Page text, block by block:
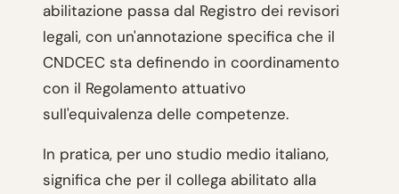
abilitazione passa dal Registro dei revisori
legali, con un'annotazione specifica che il
CNDCEC sta definendo in coordinamento
con il Regolamento attuativo
sull'equivalenza delle competenze.
In pratica, per uno studio medio italiano,
significa che per il collega abilitato alla